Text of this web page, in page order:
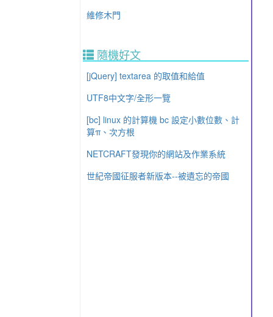
維修木門
隨機好文
[jQuery] textarea 的取值和給值
UTF8中文字/全形一覽
[bc] linux 的計算機 bc 設定小數位數、計
算π、次方根
NETCRAFT發現你的網站及作業系統
世紀帝國征服者新版本--被遺忘的帝國